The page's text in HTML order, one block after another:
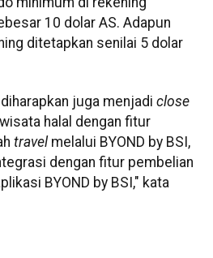
10 dolar AS. Adapun
ditetapkan senilai 5 dolar
juga menjadi close
halal dengan fitur
travel melalui BYOND by BSI,
dengan fitur pembelian
BYOND by BSI," kata